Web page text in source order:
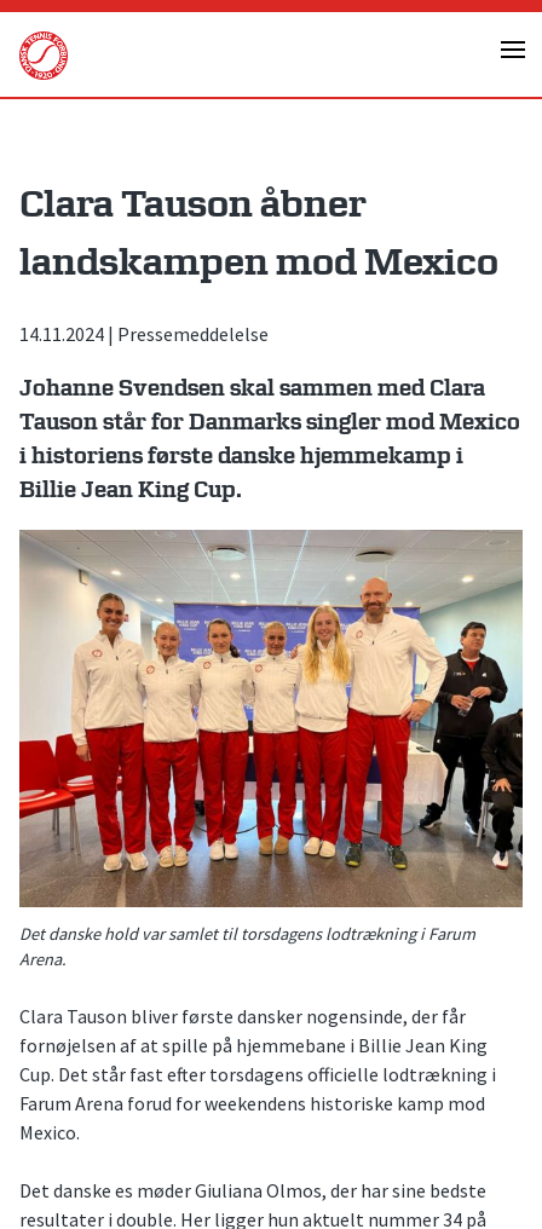
Skip
content
Clara Tauson åbner
landskampen mod Mexico
14.11.2024 | Pressemeddelelse
Johanne Svendsen skal sammen med Clara
Tauson står for Danmarks singler mod Mexico
i historiens første danske hjemmekamp i
Billie Jean King Cup.
Det danske hold var samlet til torsdagens lodtrækning i Farum
Arena.
Clara Tauson bliver første dansker nogensinde, der får
fornøjelsen af at spille på hjemmebane i Billie Jean King
Cup. Det står fast efter torsdagens officielle lodtrækning i
Farum Arena forud for weekendens historiske kamp mod
Mexico.
Det danske es møder Giuliana Olmos, der har sine bedste
resultater i double. Her ligger hun aktuelt nummer 34 på